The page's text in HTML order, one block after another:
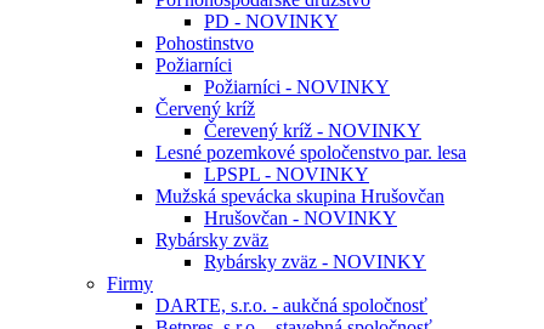
PD - NOVINKY
Pohostinstvo
Požiarníci
Požiarníci - NOVINKY
Červený kríž
Čerevený kríž - NOVINKY
Lesné pozemkové spoločenstvo par. lesa
LPSPL - NOVINKY
Mužská spevácka skupina Hrušovčan
Hrušovčan - NOVINKY
Rybársky zväz
Rybársky zväz - NOVINKY
Firmy
DARTE, s.r.o. - aukčná spoločnosť